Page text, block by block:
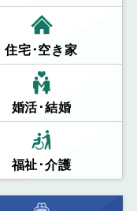
住宅･空き家
婚活･結婚
福祉･介護